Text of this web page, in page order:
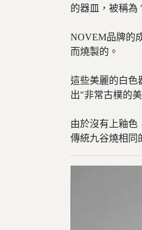
的器皿，被稱為
NOVEM品牌的
而燒製的。
這些美麗的白色
出"非常古樸的
由於沒有上釉色
傳統九谷燒相同